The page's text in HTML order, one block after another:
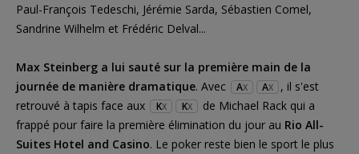
Paul-François Tedeschi, Jérémie Sarda, Sébastien Comel,
Sandrine Wilhelm et Frédéric Delval...
Max Steinberg a lui sauté sur la première main de la
journée de manière dramatique. Avec AX AX
, il s'est
retrouvé à tapis face aux
KX KX
de Michael Rack qui a
frappé pour faire la première élimination du jour au Rio All-
Suites Hotel and Casino. Le poker reste bien le sport le plus